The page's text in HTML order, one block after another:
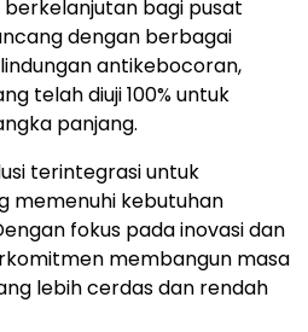
bagi pusat
dengan berbagai
antikebocoran,
telah diuji 100% untuk
panjang.
terintegrasi untuk
memenuhi kebutuhan
fokus pada inovasi dan
membangun masa
lebih cerdas dan rendah